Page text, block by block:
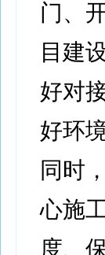
门、
目建
好对
好环
同时
心施
度、